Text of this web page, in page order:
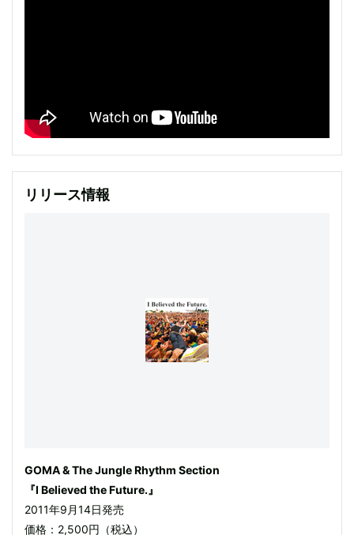
リリース情報
GOMA & The Jungle Rhythm Section
『I Believed the Future.』
2011年9月14日発売
価格：2,500円（税込）